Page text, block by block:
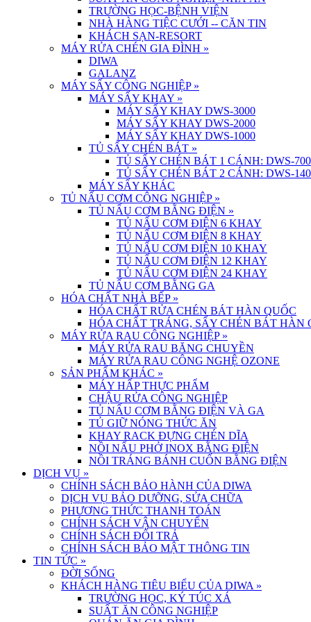
TRƯỜNG HỌC-BỆNH VIỆN
NHÀ HÀNG TIỆC CƯỚI -- CĂN TIN
KHÁCH SẠN-RESORT
MÁY RỬA CHÉN GIA ĐÌNH »
DIWA
GALANZ
MÁY SẤY CÔNG NGHIỆP »
MÁY SẤY KHAY »
MÁY SẤY KHAY DWS-3000
MÁY SẤY KHAY DWS-2000
MÁY SẤY KHAY DWS-1000
TỦ SẤY CHÉN BÁT »
TỦ SẤY CHÉN BÁT 1 CÁNH: DWS-700
TỦ SẤY CHÉN BÁT 2 CÁNH: DWS-
MÁY SẤY KHÁC
TỦ NẤU CƠM CÔNG NGHIỆP »
TỦ NẤU CƠM BẰNG ĐIỆN »
TỦ NẤU CƠM ĐIỆN 6 KHAY
TỦ NẤU CƠM ĐIỆN 8 KHAY
TỦ NẤU CƠM ĐIỆN 10 KHAY
TỦ NẤU CƠM ĐIỆN 12 KHAY
TỦ NẤU CƠM ĐIỆN 24 KHAY
TỦ NẤU CƠM BẰNG GA
HÓA CHẤT NHÀ BẾP »
HÓA CHẤT RỬA CHÉN BÁT HÀN QUỐC
HÓA CHẤT TRÁNG, SẤY CHÉN BÁT HÀN
MÁY RỬA RAU CÔNG NGHIỆP »
MÁY RỬA RAU BĂNG CHUYỀN
MÁY RỬA RAU CÔNG NGHỆ OZONE
SẢN PHẨM KHÁC »
MÁY HẤP THỰC PHẨM
CHẬU RỬA CÔNG NGHIỆP
TỦ NẤU CƠM BẰNG ĐIỆN VÀ GA
TỦ GIỮ NÓNG THỨC ĂN
KHAY RACK ĐỰNG CHÉN DĨA
NỒI NẤU PHỞ INOX BẰNG ĐIỆN
NỒI TRÁNG BÁNH CUỐN BẰNG ĐIỆN
DỊCH VỤ »
CHÍNH SÁCH BẢO HÀNH CỦA DIWA
DỊCH VỤ BẢO DƯỠNG, SỬA CHỮA
PHƯƠNG THỨC THANH TOÁN
CHÍNH SÁCH VẬN CHUYỂN
CHÍNH SÁCH ĐỔI TRẢ
CHÍNH SÁCH BẢO MẬT THÔNG TIN
TIN TỨC »
ĐỜI SỐNG
KHÁCH HÀNG TIÊU BIỂU CỦA DIWA »
TRƯỜNG HỌC, KÝ TÚC XÁ
SUẤT ĂN CÔNG NGHIỆP